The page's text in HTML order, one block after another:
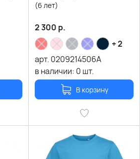
(6 лет)
2 300 р.
+ 2
арт. 0209214506A
в наличии: 0 шт.
В корзину